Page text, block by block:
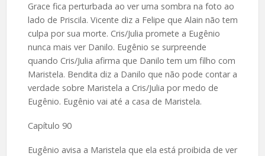
Grace fica perturbada ao ver uma sombra na foto ao
lado de Priscila. Vicente diz a Felipe que Alain não tem
culpa por sua morte. Cris/Julia promete a Eugênio
nunca mais ver Danilo. Eugênio se surpreende
quando Cris/Julia afirma que Danilo tem um filho com
Maristela. Bendita diz a Danilo que não pode contar a
verdade sobre Maristela a Cris/Julia por medo de
Eugênio. Eugênio vai até a casa de Maristela.
Capítulo 90
Eugênio avisa a Maristela que ela está proibida de ver